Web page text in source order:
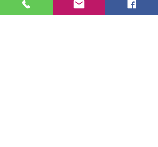
tedavi yöntemidir.
Vücudu boş yere yoran tıbbi ilaç